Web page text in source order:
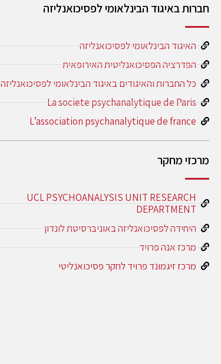
חברות באיגוד הבינלאומי לפסיכואנליזה
האיגוד הבינלאומי לפסיכואנליזה
הפדרציה הפסיכואנליטית האירופאית
כל החברות והאיגודים באיגוד הבינלאומי לפסיכואנליזה
La societe psychanalytique de Paris
L’association psychanalytique de france
מרכזי מחקר
UCL PSYCHOANALYSIS UNIT RESEARCH
DEPARTMENT
היחידה לפסיכואנליזה באוניברסיטת לונדון
מרכז אנה פרויד
מרכז זיגמונד פרויד לחקר פסיכואנליטי